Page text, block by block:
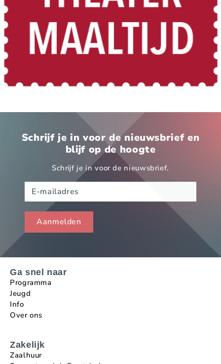
Schrijf je in voor de nieuwsbrief en
blijf op de hoogte
Schrijf je in voor de nieuwsbrief.
Ga snel naar
Programma
Jeugd
Info
Over ons
Zakelijk
Zaalhuur